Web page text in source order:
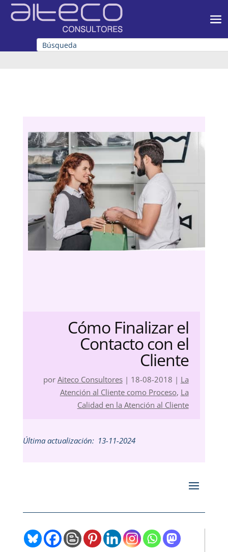
Cómo Finalizar el
Contacto con el
Cliente
por Aiteco Consultores| 18-08-2018 | La
Atención al Cliente como Proceso, La
Calidad en la Atención al Cliente
Última actualización: 13-11-2024